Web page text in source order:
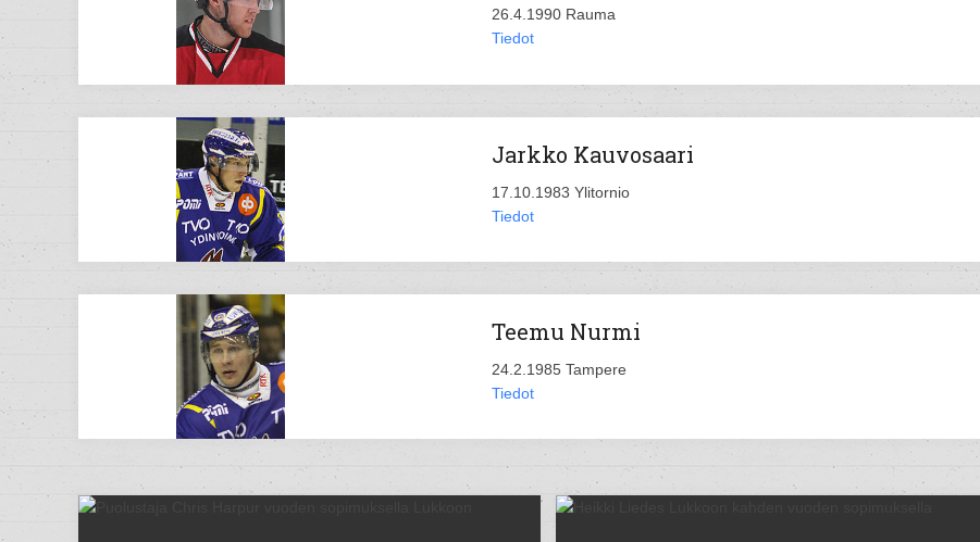
26.4.1990 Rauma
Tiedot
Jarkko Kauvosaari
17.10.1983 Ylitornio
Tiedot
Teemu Nurmi
24.2.1985 Tampere
Tiedot